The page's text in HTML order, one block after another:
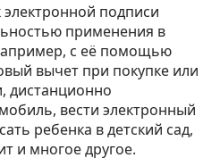
подписи
применения в
с её помощью
вычет при покупке или
дистанционно
вести электронный
ребенка в детский сад,
и многое другое.